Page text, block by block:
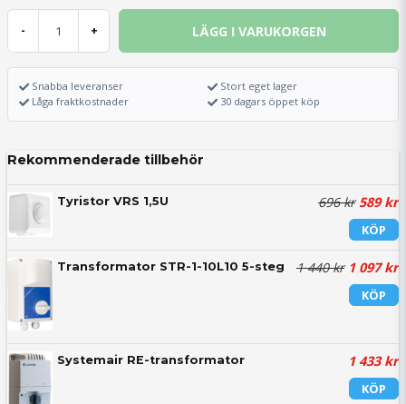
- + LÄGG I VARUKORGEN
Snabba leveranser
Låga fraktkostnader
Stort eget lager
30 dagars öppet köp
Rekommenderade tillbehör
Tyristor VRS 1,5U 696 kr589 kr
KÖP
Transformator STR-1-10L10 5-steg 1 440 kr1 097 kr
KÖP
Systemair RE-transformator 1 433 kr
KÖP